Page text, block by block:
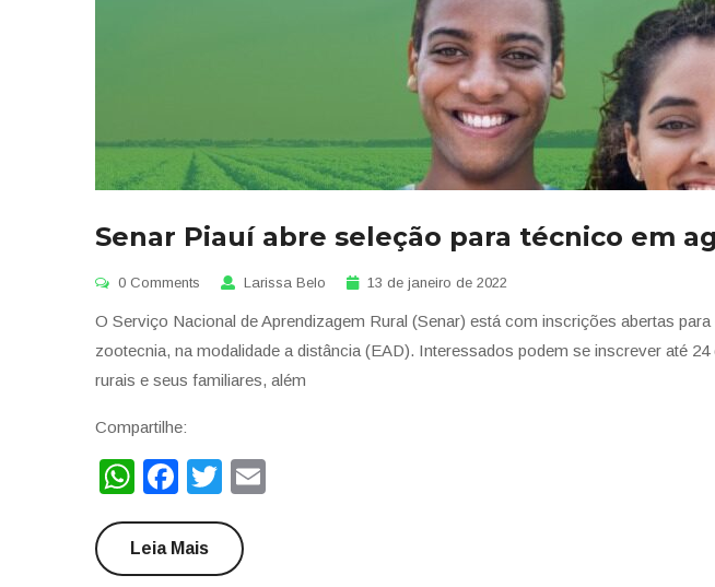
Senar Piauí abre seleção para técnico em
0 Comments Larissa Belo 13 de janeiro de 2022
O Serviço Nacional de Aprendizagem Rural (Senar) está com inscrições abertas
zootecnia, na modalidade a distância (EAD). Interessados podem se inscrever até
rurais e seus familiares, além
Compartilhe:
WhatsApp
Facebook
Twitter
Leia Mais